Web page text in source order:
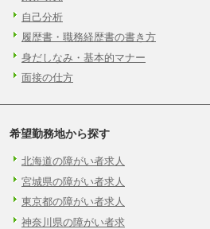
自己分析
履歴書・職務経歴書の書き方
身だしなみ・基本的マナー
面接の仕方
希望勤務地から探す
北海道の障がい者求人
宮城県の障がい者求人
東京都の障がい者求人
神奈川県の障がい者求